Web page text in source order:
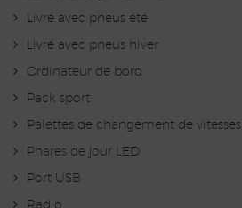
Livré avec pneus été
Livré avec pneus hiver
Ordinateur de bord
Pack sport
Palettes de changement de vitesses
Phares de jour LED
Port USB
Radio